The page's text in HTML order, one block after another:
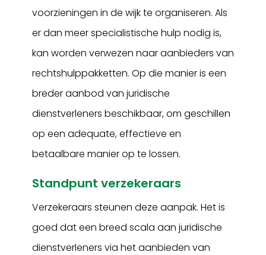
voorzieningen in de wijk te organiseren. Als
er dan meer specialistische hulp nodig is,
kan worden verwezen naar aanbieders van
rechtshulppakketten. Op die manier is een
breder aanbod van juridische
dienstverleners beschikbaar, om geschillen
op een adequate, effectieve en
betaalbare manier op te lossen.
Standpunt verzekeraars
Verzekeraars steunen deze aanpak. Het is
goed dat een breed scala aan juridische
dienstverleners via het aanbieden van